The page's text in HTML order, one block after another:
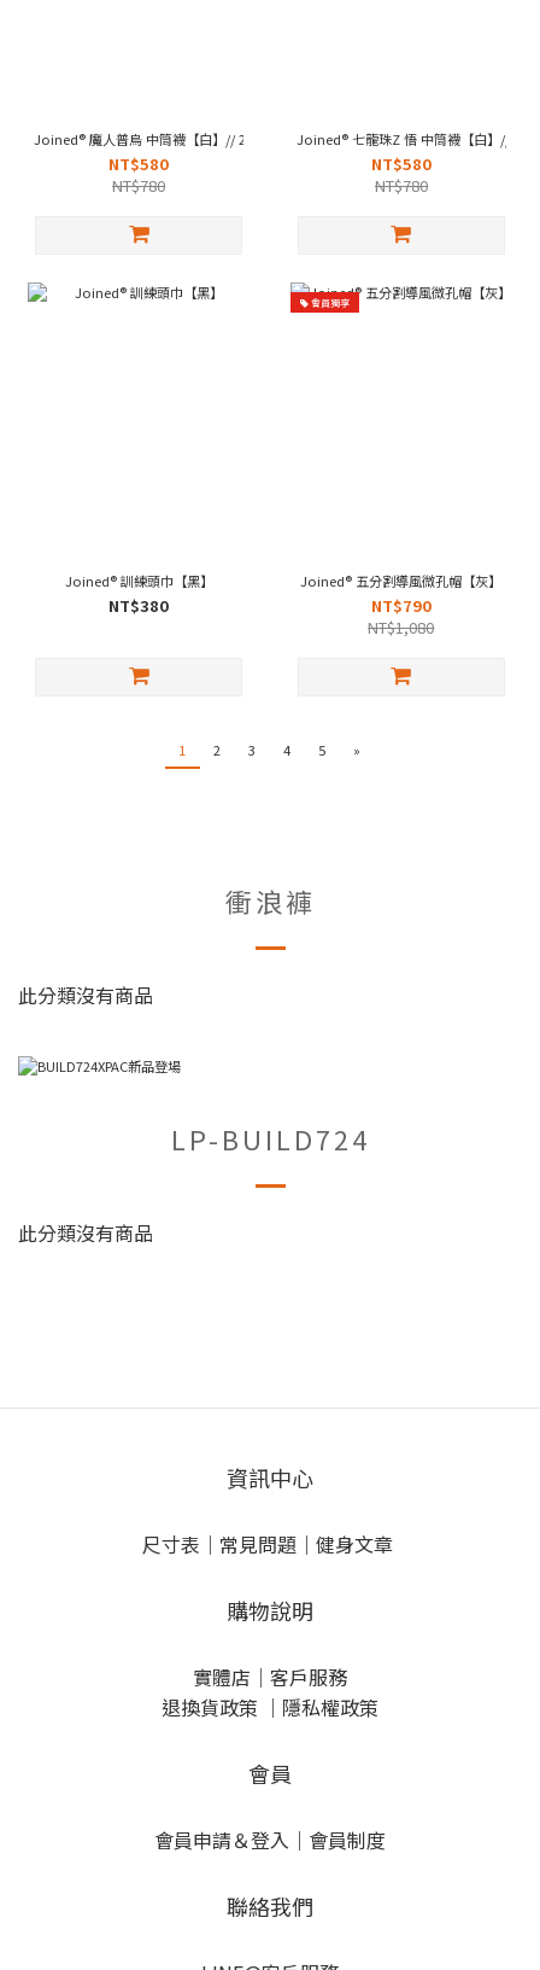
Joined® 魔人普烏 中筒襪【白】// 2入
NT$580
NT$780
Joined® 七龍珠Z 悟 中筒襪【白】// 2入
NT$580
NT$780
Joined® 訓練頭巾【黑】
NT$380
會員獨享
Joined® 五分割導風微孔帽【灰】
NT$790
NT$1,080
1 2 3 4 5 »
衝浪褲
此分類沒有商品
LP-BUILD724
此分類沒有商品
資訊中心
尺寸表 ｜ 常見問題 ｜ 健身文章
購物說明
實體店 ｜ 客戶服務
退換貨政策 ｜ 隱私權政策
會員
會員申請＆登入 ｜ 會員制度
聯絡我們